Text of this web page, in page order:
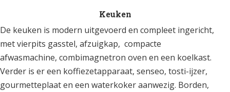
Keuken
De keuken is modern uitgevoerd en compleet ingericht,
met vierpits gasstel, afzuigkap, compacte
afwasmachine, combimagnetron oven en een koelkast.
Verder is er een koffiezetapparaat, senseo, tosti-ijzer,
gourmetteplaat en een waterkoker aanwezig. Borden,